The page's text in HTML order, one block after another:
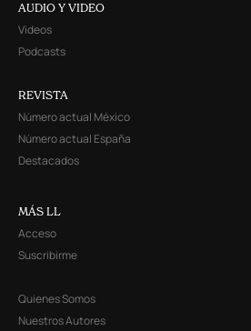
AUDIO Y VIDEO
Videos
Podcasts
REVISTA
Número actual México
Número actual España
Destacados
MÁS LL
Acceso
Suscribirme
Quienes Somos
Nuestros Autores